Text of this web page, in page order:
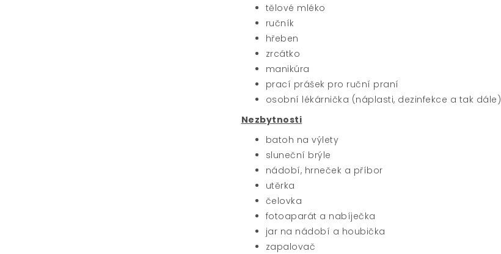
tělové mléko
ručník
hřeben
zrcátko
manikúra
prací prášek pro ruční praní
osobní lékárnička (náplasti, dezinfekce a tak dále)
Nezbytnosti
batoh na výlety
sluneční brýle
nádobí, hrneček a příbor
utěrka
čelovka
fotoaparát a nabíječka
jar na nádobí a houbička
zapalovač